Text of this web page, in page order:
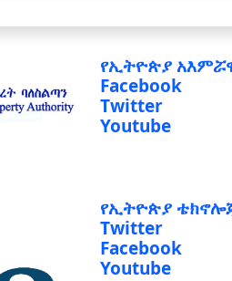
የኢትዮጵያ
Facebook
Twitter
Youtube
የኢትዮጵያ
Twitter
Facebook
Youtube